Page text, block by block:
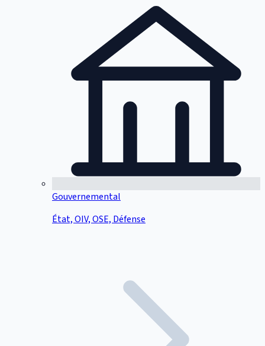
Gouvernemental
État, OIV, OSE, Défense